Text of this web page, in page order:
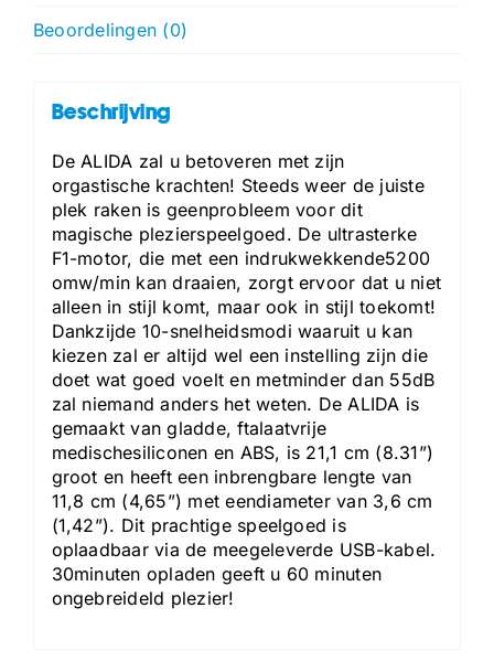
Beoordelingen (0)
Beschrijving
De ALIDA zal u betoveren met zijn
orgastische krachten! Steeds weer de juiste
plek raken is geenprobleem voor dit
magische plezierspeelgoed. De ultrasterke
F1-motor, die met een indrukwekkende5200
omw/min kan draaien, zorgt ervoor dat u niet
alleen in stijl komt, maar ook in stijl toekomt!
Dankzijde 10-snelheidsmodi waaruit u kan
kiezen zal er altijd wel een instelling zijn die
doet wat goed voelt en metminder dan 55dB
zal niemand anders het weten. De ALIDA is
gemaakt van gladde, ftalaatvrije
medischesiliconen en ABS, is 21,1 cm (8.31”)
groot en heeft een inbrengbare lengte van
11,8 cm (4,65”) met eendiameter van 3,6 cm
(1,42”). Dit prachtige speelgoed is
oplaadbaar via de meegeleverde USB-kabel.
30minuten opladen geeft u 60 minuten
ongebreideld plezier!